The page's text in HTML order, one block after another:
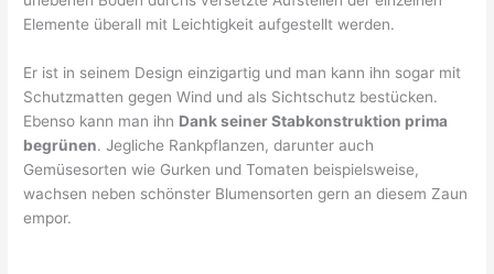
Elemente überall mit Leichtigkeit aufgestellt werden.
Er ist in seinem Design einzigartig und man kann ihn sogar mit
Schutzmatten gegen Wind und als Sichtschutz bestücken.
Ebenso kann man ihn Dank seiner Stabkonstruktion prima
begrünen. Jegliche Rankpflanzen, darunter auch
Gemüsesorten wie Gurken und Tomaten beispielsweise,
wachsen neben schönster Blumensorten gern an diesem Zaun
empor.